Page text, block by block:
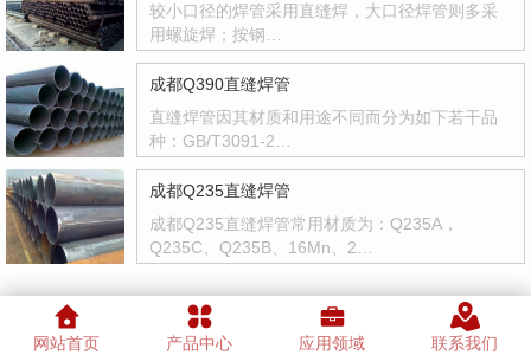
较小口径的焊管采用直缝焊，大口径焊管则多采
用螺旋焊；按钢…
成都Q390直缝焊管
直缝焊管因其材质和用途不同而分为如下若干品
种：GB/T3091-2…
成都Q235直缝焊管
成都Q235直缝焊管常用材质为：Q235A，
Q235C、Q235B、16Mn、2…
网站首页 产品中心 应用领域 联系我们